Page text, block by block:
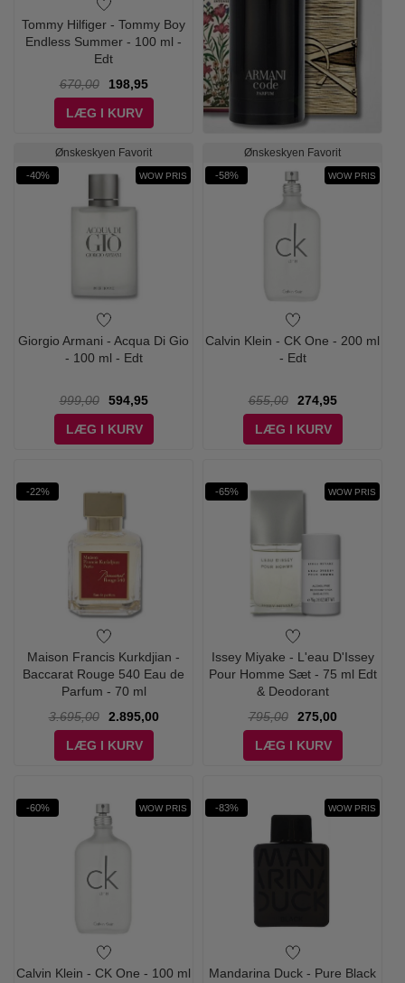
Tommy Hilfiger - Tommy Boy
Endless Summer - 100 ml -
Edt
670,00
198,95
LÆG I KURV
Ønskeskyen Favorit
-40% WOW PRIS
Giorgio Armani - Acqua Di Gio
- 100 ml - Edt
999,00
594,95
LÆG I KURV
Ønskeskyen Favorit
-58% WOW PRIS
Calvin Klein - CK One - 200 ml
- Edt
655,00
274,95
LÆG I KURV
-22%
Maison Francis Kurkdjian -
Baccarat Rouge 540 Eau de
Parfum - 70 ml
3.695,00
2.895,00
LÆG I KURV
-65% WOW PRIS
Issey Miyake - L'eau D'Issey
Pour Homme Sæt - 75 ml Edt
& Deodorant
795,00
275,00
LÆG I KURV
-60% WOW PRIS
Calvin Klein - CK One - 100 ml
-83% WOW PRIS
Mandarina Duck - Pure Black